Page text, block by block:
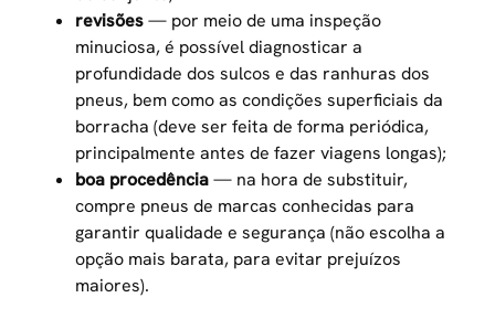
revisões— por meio de uma inspeção
minuciosa, é possível diagnosticar a
profundidade dos sulcos e das ranhuras dos
pneus, bem como as condições superficiais da
borracha (deve ser feita de forma periódica,
principalmente antes de fazer viagens longas);
boa procedência— na hora de substituir,
compre pneus de marcas conhecidas para
garantir qualidade e segurança (não escolha a
opção mais barata, para evitar prejuízos
maiores).